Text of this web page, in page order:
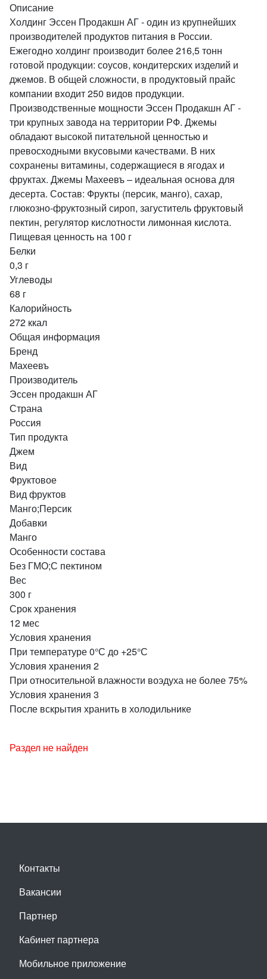
Описание
Холдинг Эссен Продакшн АГ - один из крупнейших
производителей продуктов питания в России.
Ежегодно холдинг производит более 216,5 тонн
готовой продукции: соусов, кондитерских изделий и
джемов. В общей сложности, в продуктовый прайс
компании входит 250 видов продукции.
Производственные мощности Эссен Продакшн АГ -
три крупных завода на территории РФ. Джемы
обладают высокой питательной ценностью и
превосходными вкусовыми качествами. В них
сохранены витамины, содержащиеся в ягодах и
фруктах. Джемы Махеевъ – идеальная основа для
десерта. Состав: Фрукты (персик, манго), сахар,
глюкозно-фруктозный сироп, загуститель фруктовый
пектин, регулятор кислотности лимонная кислота.
Пищевая ценность на 100 г
Белки
0,3 г
Углеводы
68 г
Калорийность
272 ккал
Общая информация
Бренд
Махеевъ
Производитель
Эссен продакшн АГ
Страна
Россия
Тип продукта
Джем
Вид
Фруктовое
Вид фруктов
Манго;Персик
Добавки
Манго
Особенности состава
Без ГМО;С пектином
Вес
300 г
Срок хранения
12 мес
Условия хранения
При температуре 0°С до +25°С
Условия хранения 2
При относительной влажности воэдуха не более 75%
Условия хранения 3
После вскрытия хранить в холодильнике
Раздел не найден
Контакты
Вакансии
Партнер
Кабинет партнера
Мобильное приложение